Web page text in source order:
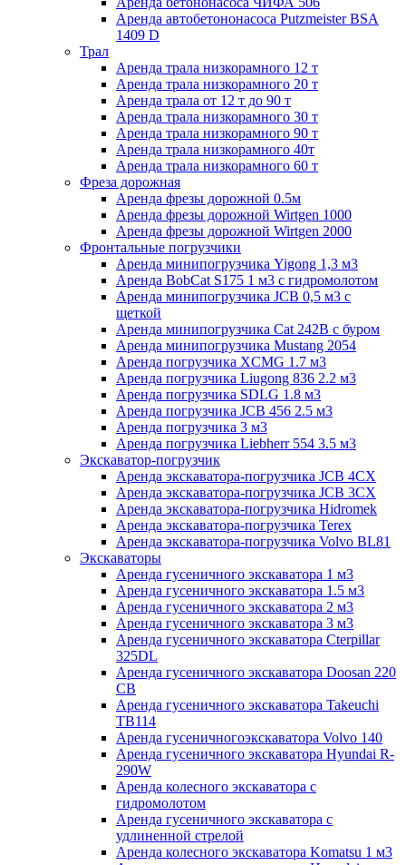
Аренда автобетононасоса Putzmeister BSA
1409 D
Трал
Аренда трала низкорамного 12 т
Аренда трала низкорамного 20 т
Аренда трала от 12 т до 90 т
Аренда трала низкорамного 30 т
Аренда трала низкорамного 90 т
Аренда трала низкорамного 40т
Аренда трала низкорамного 60 т
Фреза дорожная
Аренда фрезы дорожной 0.5м
Аренда фрезы дорожной Wirtgen 1000
Аренда фрезы дорожной Wirtgen 2000
Фронтальные погрузчики
Аренда минипогрузчика Yigong 1,3 м3
Аренда BobCat S175 1 м3 с гидромолотом
Аренда минипогрузчика JCB 0,5 м3 с
щеткой
Аренда минипогрузчика Cat 242B с буром
Аренда минипогрузчика Mustang 2054
Аренда погрузчика XCMG 1.7 м3
Аренда погрузчика Liugong 836 2.2 м3
Аренда погрузчика SDLG 1.8 м3
Аренда погрузчика JCB 456 2.5 м3
Аренда погрузчика 3 м3
Аренда погрузчика Liebherr 554 3.5 м3
Экскаватор-погрузчик
Аренда экскаватора-погрузчика JCB 4CX
Аренда экскаватора-погрузчика JCB 3CX
Аренда экскаватора-погрузчика Hidromek
Аренда экскаватора-погрузчика Terex
Аренда экскаватора-погрузчика Volvo BL81
Экскаваторы
Аренда гусеничного экскаватора 1 м3
Аренда гусеничного экскаватора 1.5 м3
Аренда гусеничного экскаватора 2 м3
Аренда гусеничного экскаватора 3 м3
Аренда гусеничного экскаватора Cterpillar
325DL
Аренда гусеничного экскаватора Doosan 220
CB
Аренда гусеничного экскаватора Takeuchi
TB114
Аренда гусеничногоэкскаватора Volvo 140
Аренда гусеничного экскаватора Hyundai R-
290W
Аренда колесного экскаватора с
гидромолотом
Аренда гусеничного экскаватора с
удлиненной стрелой
Аренда колесного экскаватора Komatsu 1 м3